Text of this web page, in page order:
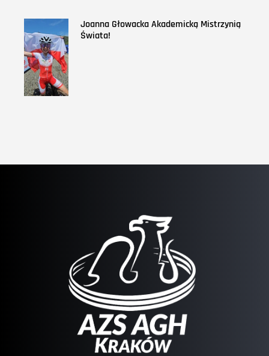
Joanna Głowacka Akademicką Mistrzynią
Świata!